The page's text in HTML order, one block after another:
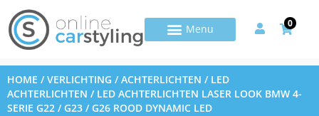
0
HOME /VERLICHTING /ACHTERLICHTEN / LED
ACHTERLICHTEN / LED ACHTERLICHTEN LASER LOOK BMW 4-
SERIE G22 / G23 / G26 ROOD DYNAMIC LED